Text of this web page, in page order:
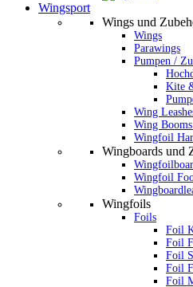
Wingsport
Wings und
Wings
Parawings
Pumpen /
Kite
Wing
Wing
Wingfoil
Wingboards und
Wingfoil
Wingfoils
Foils
Foil
Foil
Foil
Foil
Foil